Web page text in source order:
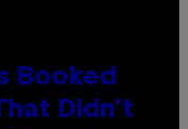
Booked
Didn’t